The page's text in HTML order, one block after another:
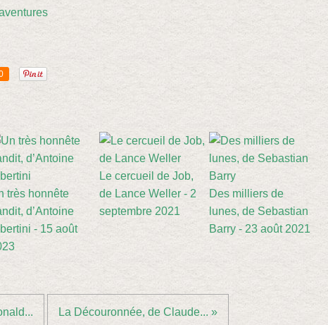
très honnête
d’Antoine
- 15 août
Le cercueil de Job,
de Lance Weller - 2
septembre 2021
Des milliers de
lunes, de Sebastian
Barry - 23 août 2021
La Découronnée, de Claude... »